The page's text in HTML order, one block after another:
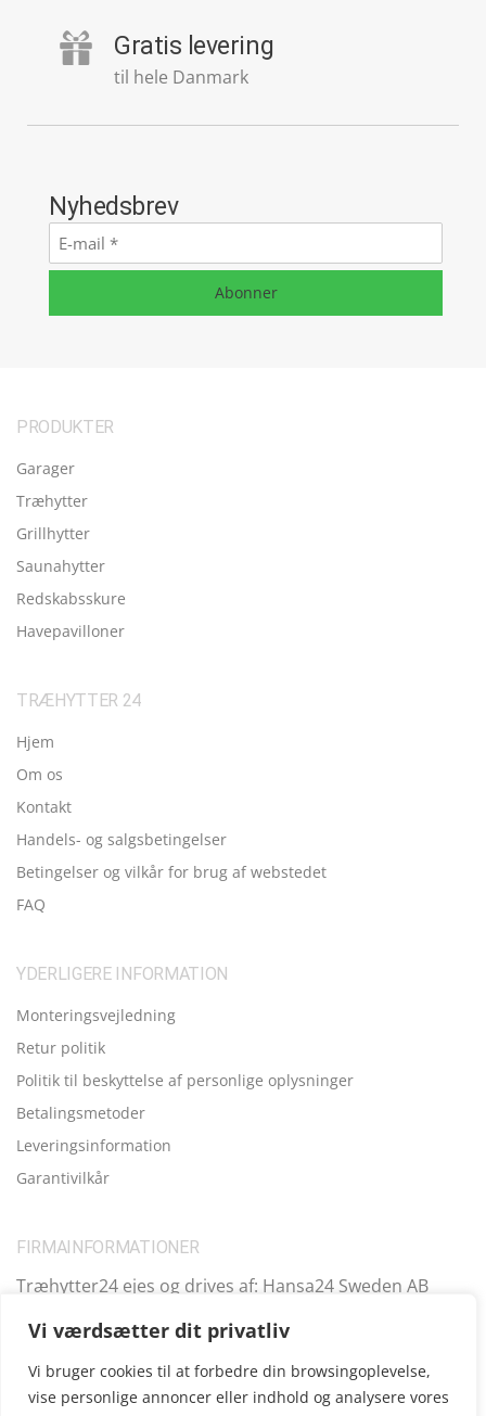
Vi værdsætter dit privatliv
Vi bruger cookies til at forbedre din browsingoplevelse,
vise personlige annoncer eller indhold og analysere vores
Gratis levering
til hele Danmark
Nyhedsbrev
E-
mail*
Abonner
PRODUKTER
Garager
Træhytter
Grillhytter
Saunahytter
Redskabsskure
Havepavilloner
TRÆHYTTER 24
Hjem
Om os
Kontakt
Handels- og salgsbetingelser
Betingelser og vilkår for brug af webstedet
FAQ
YDERLIGERE INFORMATION
Monteringsvejledning
Retur politik
Politik til beskyttelse af personlige oplysninger
Betalingsmetoder
Leveringsinformation
Garantivilkår
FIRMAINFORMATIONER
Træhytter24 ejes og drives af: Hansa24 Sweden AB
Kungsbro Strand 29, 112 26 Stockholm, Sverige.